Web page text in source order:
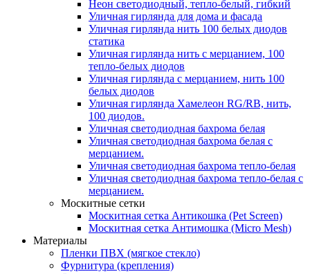
Неон светодиодный, тепло-белый, гибкий
Уличная гирлянда для дома и фасада
Уличная гирлянда нить 100 белых диодов
статика
Уличная гирлянда нить с мерцанием, 100
тепло-белых диодов
Уличная гирлянда с мерцанием, нить 100
белых диодов
Уличная гирлянда Хамелеон RG/RB, нить,
100 диодов.
Уличная светодиодная бахрома белая
Уличная светодиодная бахрома белая с
мерцанием.
Уличная светодиодная бахрома тепло-белая
Уличная светодиодная бахрома тепло-белая с
мерцанием.
Москитные сетки
Москитная сетка Антикошка (Pet Screen)
Москитная сетка Антимошка (Micro Mesh)
Материалы
Пленки ПВХ (мягкое стекло)
Фурнитура (крепления)